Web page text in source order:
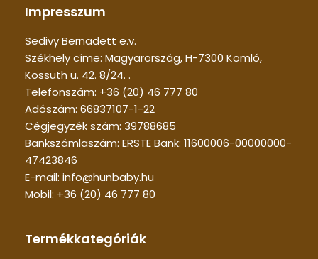
Impresszum
Sedivy Bernadett e.v.
Székhely címe: Magyarország, H-7300 Komló,
Kossuth u. 42. 8/24. .
Telefonszám: +36 (20) 46 777 80
Adószám: 66837107-1-22
Cégjegyzék szám: 39788685
Bankszámlaszám: ERSTE Bank: 11600006-00000000-
47423846
E-mail: info@hunbaby.hu
Mobil: +36 (20) 46 777 80
Termékkategóriák